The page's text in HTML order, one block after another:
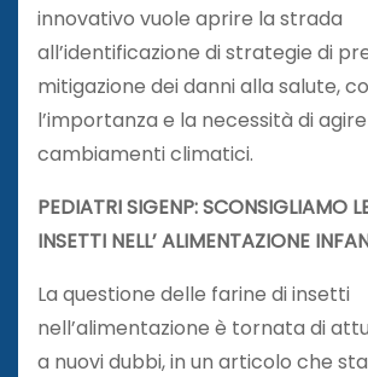
innovativo vuole aprire la strada
all’identificazione di strategie di
mitigazione dei danni alla salute,
l’importanza e la necessità di
cambiamenti climatici.
PEDIATRI SIGENP: SCONSIGLIAMO
INSETTI NELL’ ALIMENTAZIONE
La questione delle farine di insetti
nell’alimentazione è tornata di
a nuovi dubbi, in un articolo che